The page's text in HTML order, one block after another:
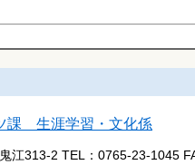
課 生涯学習・文化係
江313-2 TEL： 0765-23-1045